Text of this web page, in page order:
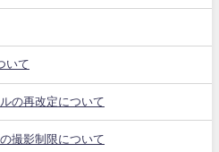
いて
の再改定について
撮影制限について